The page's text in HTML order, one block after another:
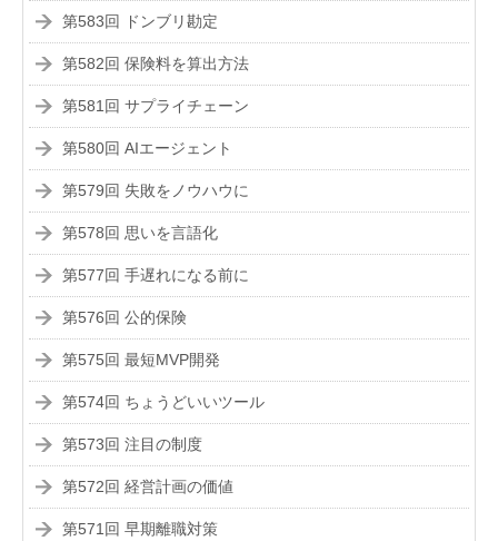
第583回 ドンブリ勘定
第582回 保険料を算出方法
第581回 サプライチェーン
第580回 AIエージェント
第579回 失敗をノウハウに
第578回 思いを言語化
第577回 手遅れになる前に
第576回 公的保険
第575回 最短MVP開発
第574回 ちょうどいいツール
第573回 注目の制度
第572回 経営計画の価値
第571回 早期離職対策